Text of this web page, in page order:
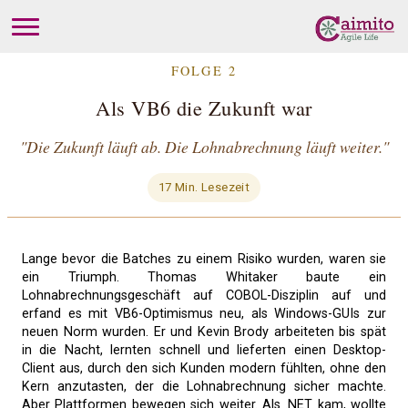
FOLGE 2
Als VB6 die Zukunft war
"Die Zukunft läuft ab. Die Lohnabrechnung läuft weiter."
17 Min. Lesezeit
Lange bevor die Batches zu einem Risiko wurden, waren sie
ein Triumph. Thomas Whitaker baute ein
Lohnabrechnungsgeschäft auf COBOL-Disziplin auf und
erfand es mit VB6-Optimismus neu, als Windows-GUIs zur
neuen Norm wurden. Er und Kevin Brody arbeiteten bis spät
in die Nacht, lernten schnell und lieferten einen Desktop-
Client aus, durch den sich Kunden modern fühlten, ohne den
Kern anzutasten, der die Lohnabrechnung sicher machte.
Aber Plattformen bewegen sich weiter. Als .NET kam, wollte